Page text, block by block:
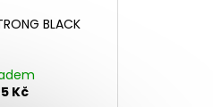
BLACK
Kč